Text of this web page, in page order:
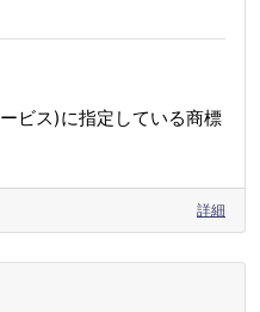
ビス)に指定している商標
詳細